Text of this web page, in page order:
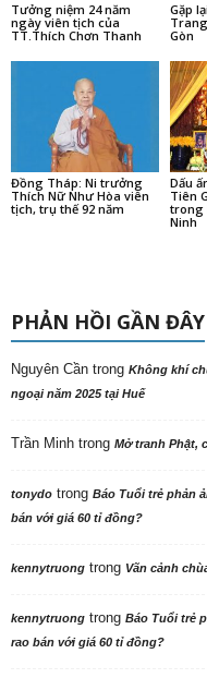
Tưởng niệm 24 năm
ngày viên tịch của
TT.Thích Chơn Thanh
Gặp
Gòn
Đồng Tháp: Ni trưởng
Thích Nữ Như Hòa viên
tịch, trụ thế 92 năm
Dấu
Tiên
trong
Ninh
PHẢN HỒI GẦN ĐÂY
Nguyên Cần trong Không khí
ngoại năm 2025 tại Huế
Trần Minh trong Mở tranh Phật,
tonydo trong Báo Tuổi trẻ phản
bán với giá 60 tỉ đồng?
kennytruong trong Vãn cảnh
kennytruong trong Báo Tuổi trẻ
rao bán với giá 60 tỉ đồng?